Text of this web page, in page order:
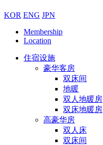
KOR ENG JPN
Membership
Location
住宿设施
豪华客房
双床间
地暖
双人地暖房
双床地暖房
高豪华房
双人床
双床间